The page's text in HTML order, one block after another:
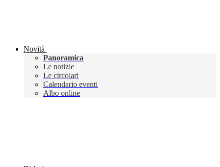
Novità
Panoramica
Le notizie
Le circolari
Calendario eventi
Albo online